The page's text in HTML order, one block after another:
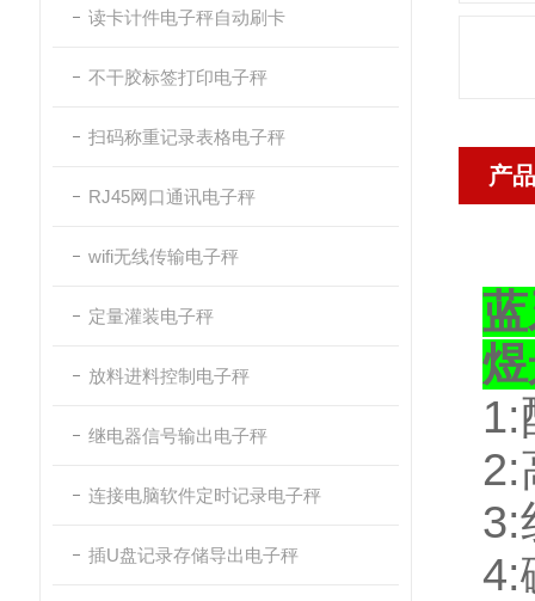
读卡计件电子秤自动刷卡
不干胶标签打印电子秤
扫码称重记录表格电子秤
RJ45网口通讯电子秤
wifi无线传输电子秤
定量灌装电子秤
放料进料控制电子秤
继电器信号输出电子秤
连接电脑软件定时记录电子秤
插U盘记录存储导出电子秤
产
1:
2:
3:
4: